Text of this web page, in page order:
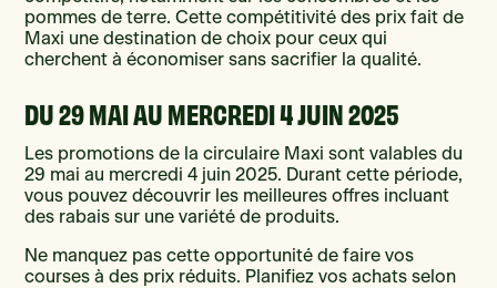
pommes de terre. Cette compétitivité des prix fait de
Maxi une destination de choix pour ceux qui
cherchent à économiser sans sacrifier la qualité.
DU 29 MAI AU MERCREDI 4 JUIN 2025
Les promotions de la circulaire Maxi sont valables du
29 mai au mercredi 4 juin 2025. Durant cette période,
vous pouvez découvrir les meilleures offres incluant
des rabais sur une variété de produits.
Ne manquez pas cette opportunité de faire vos
courses à des prix réduits. Planifiez vos achats selon